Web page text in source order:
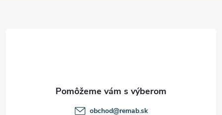
obchod@remab.sk